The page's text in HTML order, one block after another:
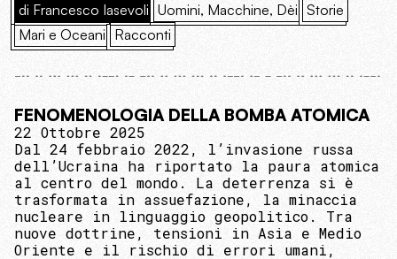
di Francesco Iasevoli Uomini, Macchine, Dèi Storie
Mari e Oceani Racconti
FENOMENOLOGIA DELLA BOMBA ATOMICA
22 Ottobre 2025
Dal 24 febbraio 2022, l’invasione russa
dell’Ucraina ha riportato la paura atomica
al centro del mondo. La deterrenza si è
trasformata in assuefazione, la minaccia
nucleare in linguaggio geopolitico. Tra
nuove dottrine, tensioni in Asia e Medio
Oriente e il rischio di errori umani,